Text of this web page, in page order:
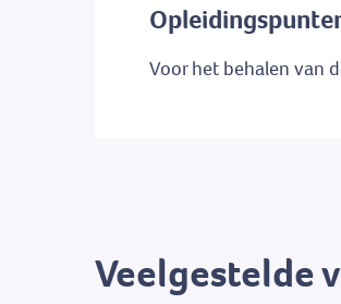
Voor het behalen van
Veelgestelde